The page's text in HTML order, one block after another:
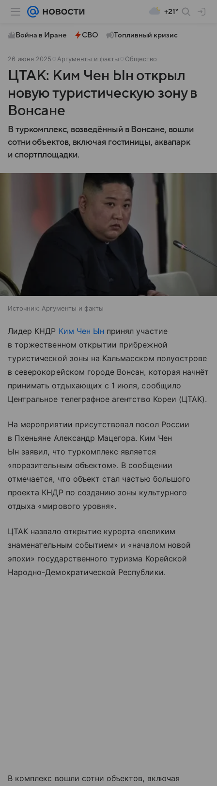
+21°
Война в Иране СВО Топливный кризис
26 июня 2025 Аргументы и факты Общество
ЦТАК: Ким Чен Ын открыл
новую туристическую зону в
Вонсане
В туркомплекс, возведённый в Вонсане, вошли
сотни объектов, включая гостиницы, аквапарк
и спортплощадки.
Источник: Аргументы и факты
Лидер КНДР Ким Чен Ын принял участие
в торжественном открытии прибрежной
туристической зоны на Кальмасском полуострове
в северокорейском городе Вонсан, которая начнёт
принимать отдыхающих с 1 июля, сообщило
Центральное телеграфное агентство Кореи (ЦТАК).
На мероприятии присутствовал посол России
в Пхеньяне Александр Мацегора. Ким Чен
Ын заявил, что туркомплекс является
«поразительным объектом». В сообщении
отмечается, что объект стал частью большого
проекта КНДР по созданию зоны культурного
отдыха «мирового уровня».
ЦТАК назвало открытие курорта «великим
знаменательным событием» и «началом новой
эпохи» государственного туризма Корейской
Народно-Демократической Республики.
В комплекс вошли сотни объектов, включая